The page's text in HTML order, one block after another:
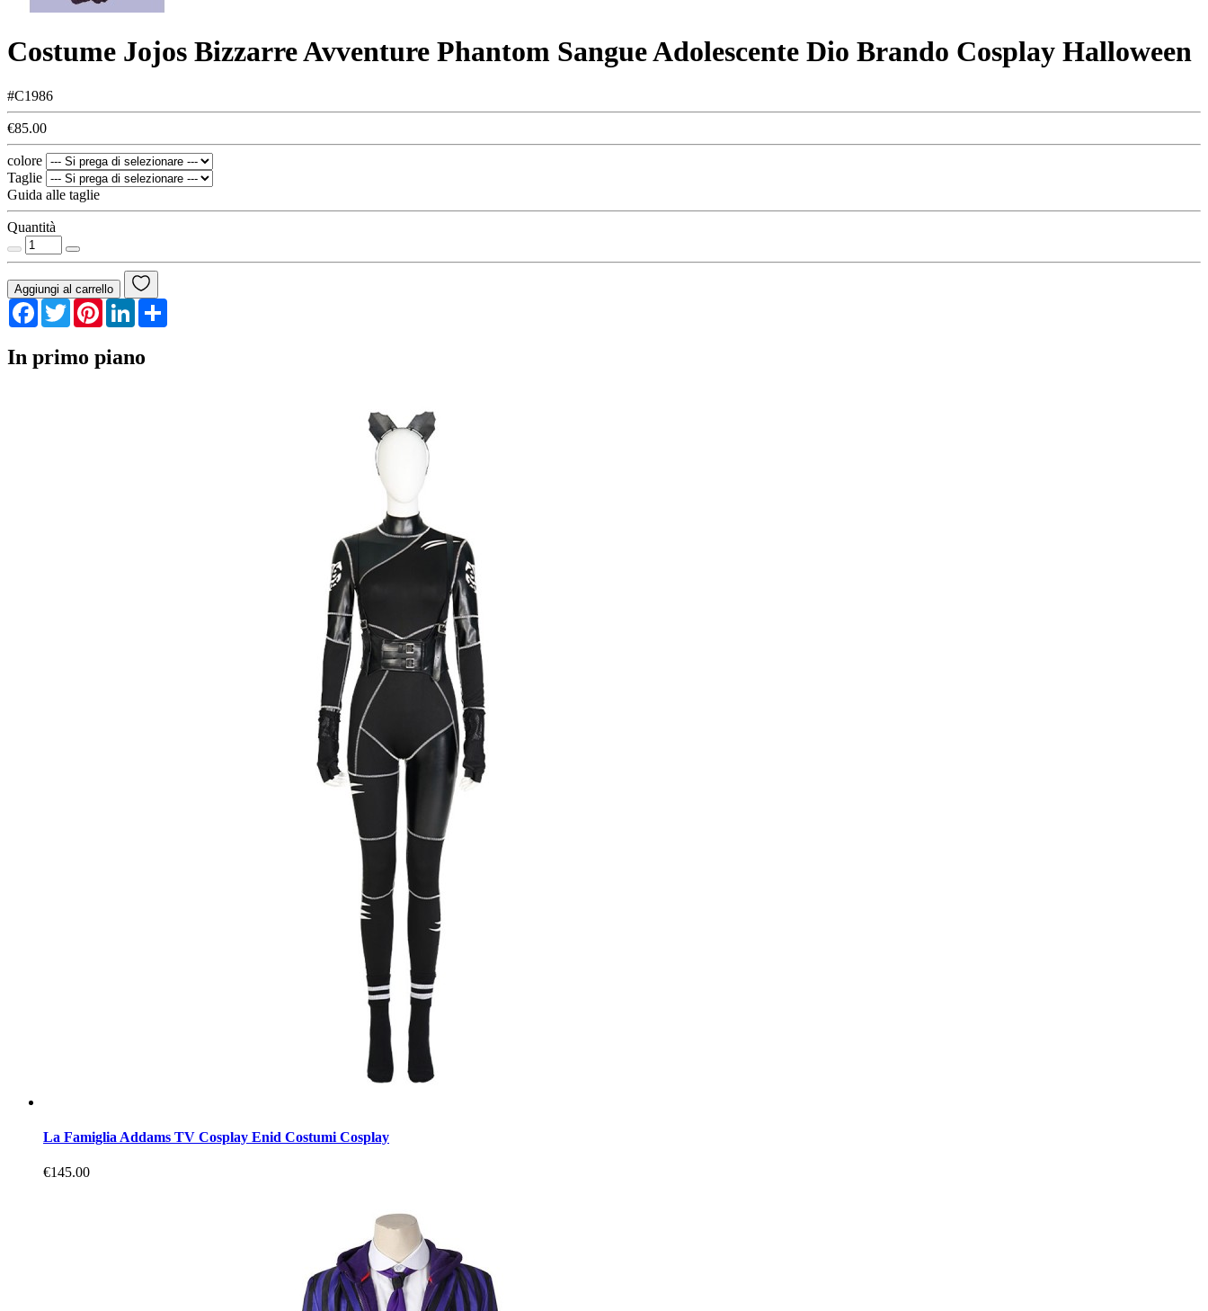
Costume Jojos Bizzarre Avventure Phantom Sangue Adolescente Dio Brando Cosplay Halloween
#C1986
€85.00
colore
Taglie
Guida alle taglie
Quantità
Aggiungi al carrello
Facebook
TwitterPinterestLinkedIn
In primo piano
La Famiglia Addams TV Cosplay Enid Costumi Cosplay
€145.00